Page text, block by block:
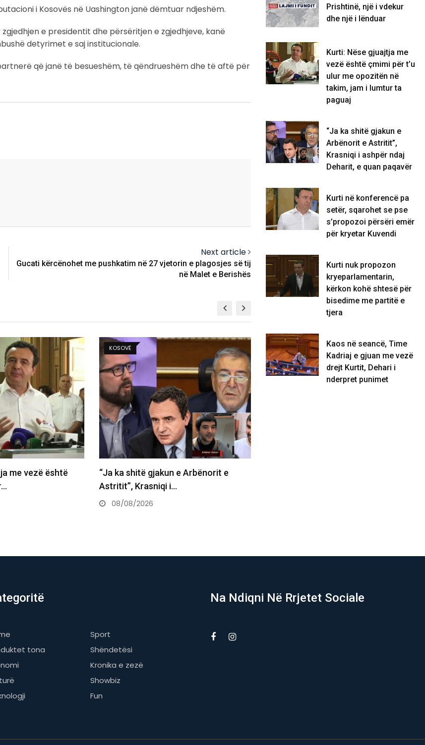
i Kosovës në Uashington janë dëmtuar ndjeshëm.
e presidentit dhe përsëritjen e zgjedhjeve, kanë
detyrimet e saj institucionale.
që janë të besueshëm, të qëndrueshëm dhe të aftë për
Next article
Gucati kërcënohet me pushkatim në 27 vjetorin e plagosjes së tij
në Malet e Berishës
shitë gjakun e Arbënorit e
Krasniqi i…
Kurti në konferencë pa setër,
sqarohet se pse s’propozoi përsëri…
KOSOVË
Prishtinë, një i vdekur
dhe një i lënduar
Kurti: Nëse gjuajtja me
vezë është çmimi për t’u
ulur me opozitën në
takim, jam i lumtur ta
paguaj
“Ja ka shitë gjakun e
Arbënorit e Astritit”,
Krasniqi i ashpër ndaj
Deharit, e quan paqavër
Kurti në konferencë pa
setër, sqarohet se pse
s’propozoi përsëri emër
për kryetar Kuvendi
Kurti nuk propozon
kryeparlamentarin,
kërkon kohë shtesë për
bisedime me partitë e
tjera
Kaos në seancë, Time
Kadriaj e gjuan me vezë
drejt Kurtit, Dehari i
nderpret punimet
Sport
tona
Shëndetësi
Kronika e zezë
Showbiz
Fun
Na Ndiqni Në Rrjetet Sociale